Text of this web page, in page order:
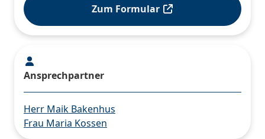
Zum Formular
Ansprechpartner
Herr Maik Bakenhus
Frau Maria Kossen